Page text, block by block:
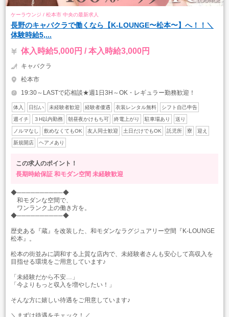
ケーラウンジ / 松本市 中央の最新求人
長野のキャバクラで働くなら【K-LOUNGE〜松本〜】へ！！＼
体験時給5,...
体入時給5,000円 / 本入時給3,000円
キャバクラ
松本市
19:30～LASTで応相談★週1日3H～OK・レギュラー勤務歓迎！
体入 日払い 未経験者歓迎 経験者優遇 衣装レンタル無料 シフト自己申告
週イチ ３H以内勤務 朝昼夜かけもち可 終電上がり 駐車場あり 送り
ノルマなし 飲めなくてもOK 友人同士歓迎 土日だけでもOK 託児所 寮 迎え
新規開店 ヘアメあり
この求人のポイント！
長期時給保証 和モダン空間 未経験歓迎
◆──────────◆
和モダンな空間で、
ワンランク上の働き方を。
◆──────────◆
歴史ある『蔵』を改装した、和モダンなラグジュアリー空間『K-LOUNGE
松本』。
松本の街並みに調和する上質な店内で、未経験者さんも安心して高収入を
目指せる環境をご用意しています♪
「未経験だから不安…」
「今よりもっと収入を増やしたい！」
そんな方に嬉しい待遇をご用意しています♪
＼まずは待遇をチェック！／